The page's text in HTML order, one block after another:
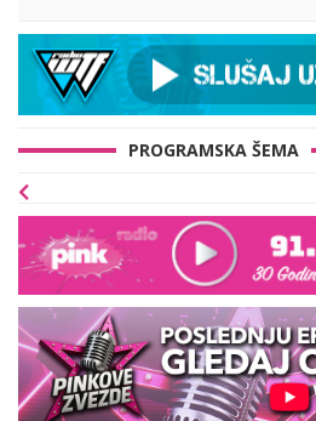
meštana! (FOTO+VIDEO)
PROGRAMSKA ŠEMA